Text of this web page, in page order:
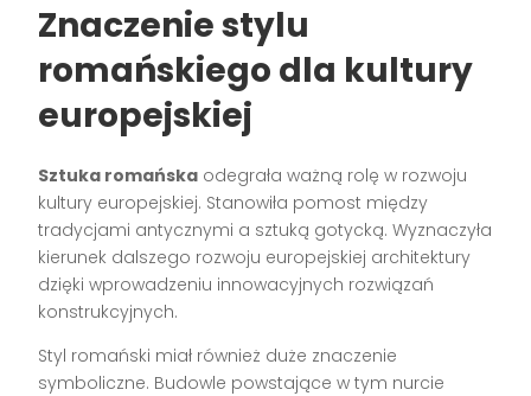
Znaczenie stylu
romańskiego dla kultury
europejskiej
Sztuka romańska odegrała ważną rolę w rozwoju
kultury europejskiej. Stanowiła pomost między
tradycjami antycznymi a sztuką gotycką. Wyznaczyła
kierunek dalszego rozwoju europejskiej architektury
dzięki wprowadzeniu innowacyjnych rozwiązań
konstrukcyjnych.
Styl romański miał również duże znaczenie
symboliczne. Budowle powstające w tym nurcie